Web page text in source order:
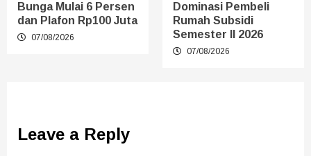
Bunga Mulai 6 Persen
dan Plafon Rp100 Juta
07/08/2026
Dominasi Pembeli
Rumah Subsidi
Semester II 2026
07/08/2026
Leave a Reply